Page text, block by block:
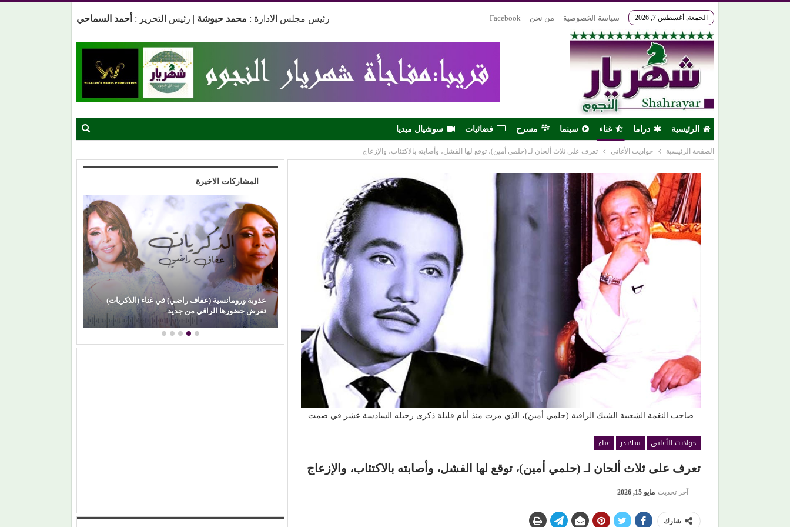
الجمعة, أغسطس 7, 2026 سياسة الخصوصية من نحن Facebook رئيس مجلس الادارة : محمد حبوشة | رئيس التحرير : أحمد السماحي
الرئيسية دراما غناء سينما مسرح فضائيات سوشيال ميديا
الصفحة الرئيسية حواديت الأغاني تعرف على ثلاث ألحان لـ (حلمي أمين)، توقع لها الفشل، وأصابته بالاكتئاب، والإزعاج
صاحب النغمة الشعبية الشيك الراقية (حلمي أمين)، الذي مرت منذ أيام قليلة ذكرى رحيله السادسة عشر في صمت
حواديت الأغاني سلايدر
غناء
تعرف على ثلاث ألحان لـ (حلمي أمين)، توقع لها الفشل، وأصابته بالاكتئاب، والإزعاج
آخر تحديث مايو 15, 2026
شارك
المشاركات الاخيرة
(محمد حماقي) يفتتح صيفه الغنائي من (سعادة ساحل)
و(سوبر ستار) مفاجأة الليلة
عذوبة ورومانسية (عفاف راضي) في غناء (الذكريات)
تفرض حضورها الراقي من جديد
برتقان (الأبنودي) وفراولة مصطفى حدوتة!